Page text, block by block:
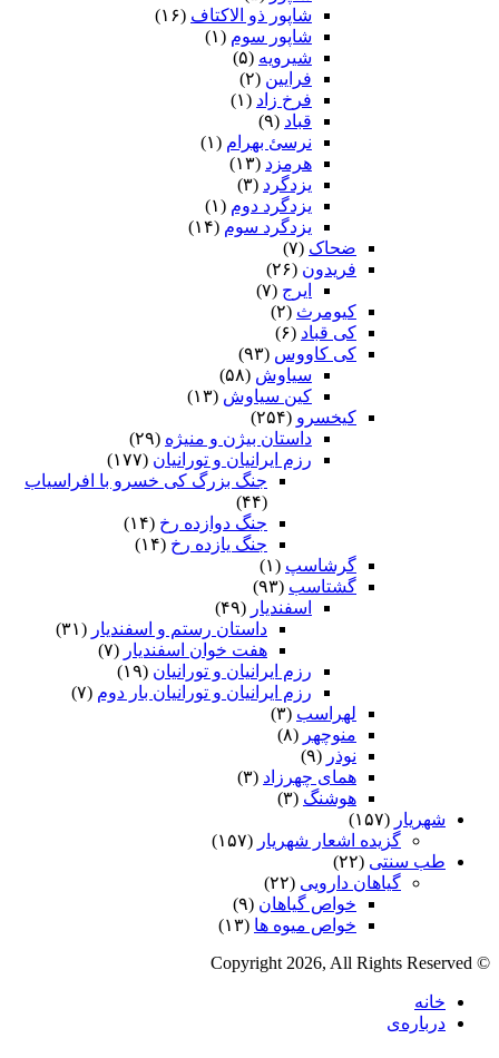
شاپور ذو الاکتاف (۱۶)
شاپور سوم‏ (۱)
شیرویه (۵)
فرایین (۲)
فرخ زاد (۱)
قباد (۹)
نرسئ بهرام‏ (۱)
هرمزد (۱۳)
یزدگرد (۳)
یزدگرد دوم (۱)
یزدگرد سوم (۱۴)
ضحاک (۷)
فریدون (۲۶)
ایرج (۷)
کیومرث (۲)
کی قباد (۶)
کی کاووس (۹۳)
سیاوش (۵۸)
کین سیاوش (۱۳)
کیخسرو (۲۵۴)
داستان بیژن و منیژه (۲۹)
رزم ایرانیان و تورانیان (۱۷۷)
جنگ بزرگ کی خسرو با افراسیاب
(۴۴)
جنگ دوازده رخ (۱۴)
جنگ یازده رخ (۱۴)
گرشاسپ (۱)
گشتاسب (۹۳)
اسفندیار (۴۹)
داستان رستم و اسفندیار (۳۱)
هفت خوان اسفندیار (۷)
رزم ایرانیان و تورانیان (۱۹)
رزم ایرانیان و تورانیان بار دوم (۷)
لهراسب (۳)
منوچهر (۸)
نوذر (۹)
هماى چهرزاد (۳)
هوشنگ (۳)
شهریار (۱۵۷)
گزیده اشعار شهریار (۱۵۷)
طب سنتی (۲۲)
گیاهان دارویی (۲۲)
خواص گیاهان (۹)
خواص میوه ها (۱۳)
© Copyright 2026, All Rights Reserved
خانه
درباره‌ی